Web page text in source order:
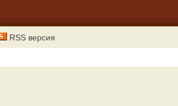
RSS версия